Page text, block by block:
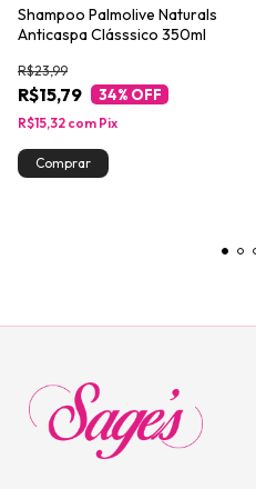
Shampoo Palmolive Naturals
Anticaspa Clásssico 350ml
R$15,79
R$23,99
34% OFF
R$15,32 com Pix